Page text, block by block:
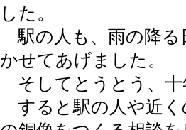
した。
駅の人も、雨の降る
かせてあげました。
そしてとうとう、十
すると駅の人や近く